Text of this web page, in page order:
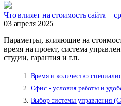
Что влияет на стоимость сайта –
03 апреля 2025
Параметры, влияющие на
время на проект, система
студии, гарантия и т.п.
Время и количество
Офис - условия работы и
Выбор системы управления